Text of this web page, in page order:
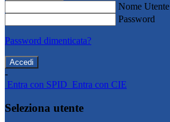
Nome Utente
Password
Password dimenticata?
-
Entra con SPID Entra con CIE
Seleziona utente